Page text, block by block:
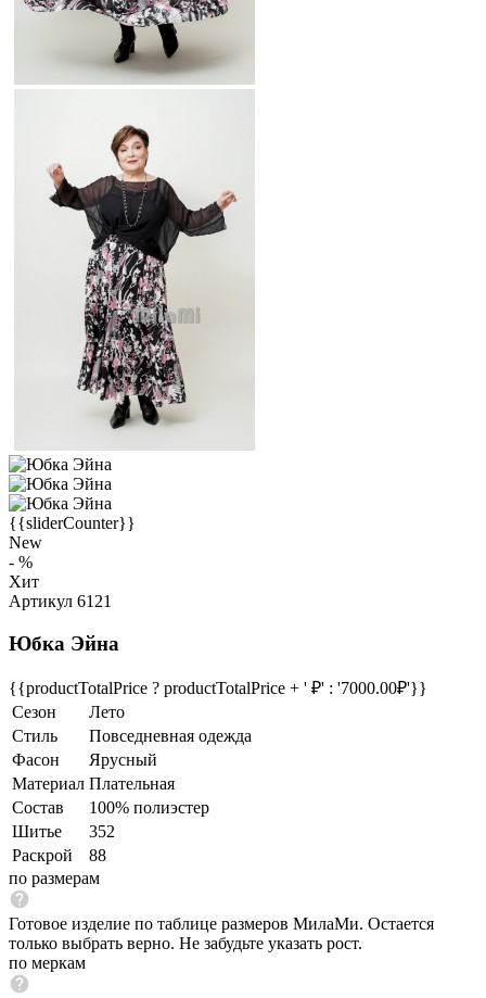
{{sliderCounter}}
New
- %
Хит
Артикул 6121
Юбка Эйна
{{productTotalPrice ? productTotalPrice + ' ₽' : '7000.00₽'}}
Сезон
Лето
Стиль
Повседневная одежда
Фасон
Ярусный
Материал Плательная
Состав
100% полиэстер
Шитье
352
Раскрой
88
по размерам
Готовое изделие по таблице размеров МилаМи. Остается
только выбрать верно. Не забудьте указать рост.
по меркам